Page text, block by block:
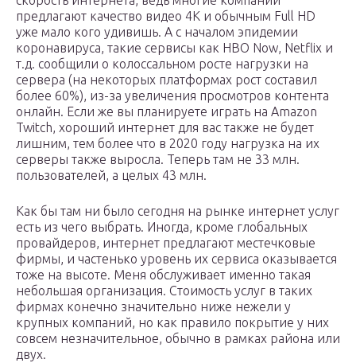
предлагают качество видео 4К и обычным Full HD
уже мало кого удивишь. А с началом эпидемии
коронавируса, такие сервисы как HBO Now, Netflix и
т.д. сообщили о колоссальном росте нагрузки на
сервера (на некоторых платформах рост составил
более 60%), из-за увеличения просмотров контента
онлайн. Если же вы планируете играть на Amazon
Twitch, хороший интернет для вас также не будет
лишним, тем более что в 2020 году нагрузка на их
серверы также выросла. Теперь там не 33 млн.
пользователей, а целых 43 млн.
Как бы там ни было сегодня на рынке интернет услуг
есть из чего выбрать. Иногда, кроме глобальных
провайдеров, интернет предлагают местечковые
фирмы, и частенько уровень их сервиса оказывается
тоже на высоте. Меня обслуживает именно такая
небольшая организация. Стоимость услуг в таких
фирмах конечно значительно ниже нежели у
крупных компаний, но как правило покрытие у них
совсем незначительное, обычно в рамках района или
двух.